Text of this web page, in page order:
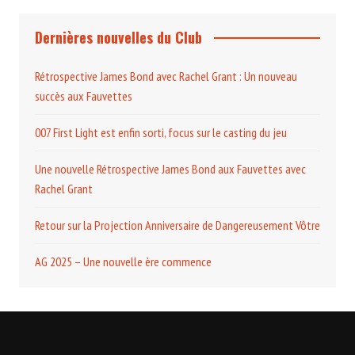
Dernières nouvelles du Club
Rétrospective James Bond avec Rachel Grant : Un nouveau
succès aux Fauvettes
007 First Light est enfin sorti, focus sur le casting du jeu
Une nouvelle Rétrospective James Bond aux Fauvettes avec
Rachel Grant
Retour sur la Projection Anniversaire de Dangereusement Vôtre
AG 2025 – Une nouvelle ère commence